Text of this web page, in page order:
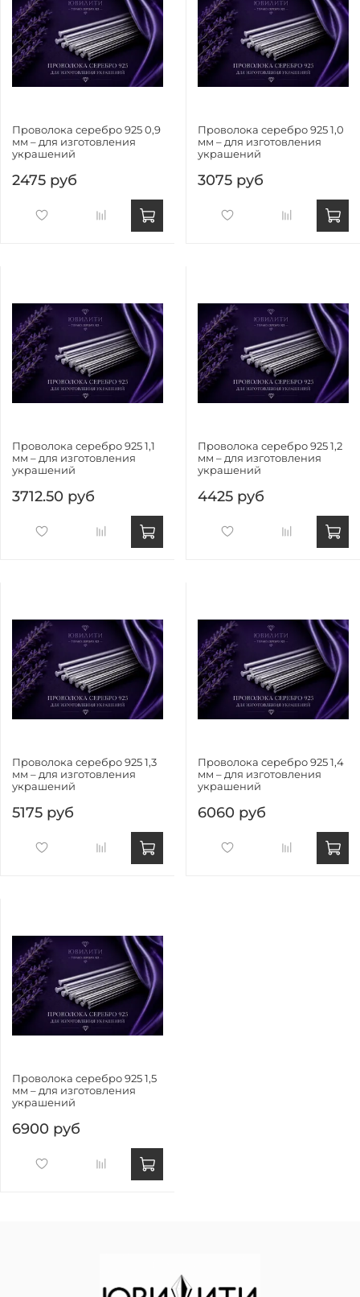
Проволока серебро 925 0,9
мм – для изготовления
украшений
2475 руб
Проволока серебро 925 1,0
мм – для изготовления
украшений
3075 руб
Проволока серебро 925 1,1
мм – для изготовления
украшений
3712.50 руб
Проволока серебро 925 1,2
мм – для изготовления
украшений
4425 руб
Проволока серебро 925 1,3
мм – для изготовления
украшений
5175 руб
Проволока серебро 925 1,4
мм – для изготовления
украшений
6060 руб
Проволока серебро 925 1,5
мм – для изготовления
украшений
6900 руб